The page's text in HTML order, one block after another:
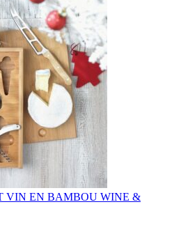
VIN EN BAMBOU WINE &